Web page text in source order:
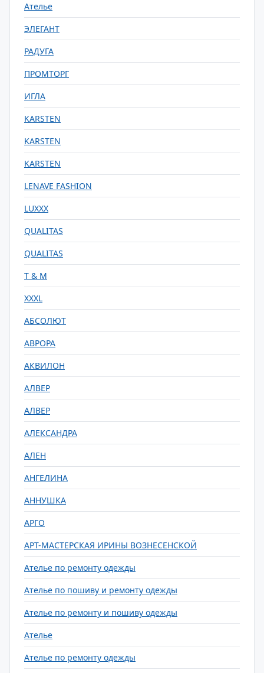
Ателье
ЭЛЕГАНТ
РАДУГА
ПРОМТОРГ
ИГЛА
KARSTEN
KARSTEN
KARSTEN
LENAVE FASHION
LUXXX
QUALITAS
QUALITAS
T & M
XXXL
АБСОЛЮТ
АВРОРА
АКВИЛОН
АЛВЕР
АЛВЕР
АЛЕКСАНДРА
АЛЕН
АНГЕЛИНА
АННУШКА
АРГО
АРТ-МАСТЕРСКАЯ ИРИНЫ ВОЗНЕСЕНСКОЙ
Ателье по ремонту одежды
Ателье по пошиву и ремонту одежды
Ателье по ремонту и пошиву одежды
Ателье
Ателье по ремонту одежды